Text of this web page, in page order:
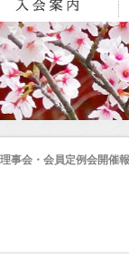
事会・会員定例会開催